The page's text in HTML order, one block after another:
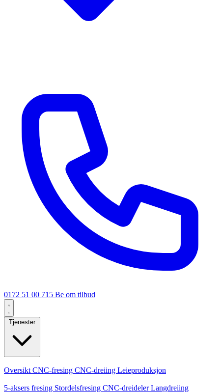
0172 51 00 715 Be om tilbud
Tjenester
Oversikt CNC-fresing CNC-dreiing Leieproduksjon
5-aksers fresing Stordelsfresing CNC-dreidelerLangdreiing